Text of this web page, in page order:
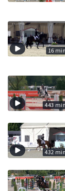
16 min
443 min
432 min